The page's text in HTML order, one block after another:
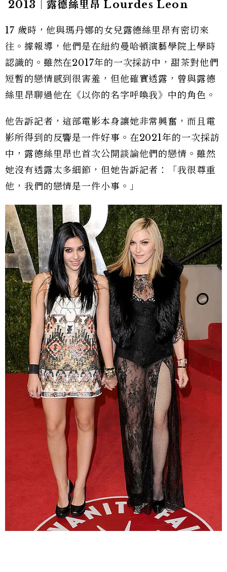
2013｜露德絲里昂 Lourdes Leon
17 歲時，他與瑪丹娜的女兒露德絲里昂有密切來
往。據報導，他們是在紐約曼哈頓演藝學院上學時
認識的。雖然在2017年的一次採訪中，甜茶對他們
短暫的戀情感到很害羞，但他確實透露，曾與露德
絲里昂聊過他在《以你的名字呼喚我》中的角色。
他告訴記者，這部電影本身讓她非常興奮，而且電
影所得到的反響是一件好事。在2021年的一次採訪
中，露德絲里昂也首次公開談論他們的戀情。雖然
她沒有透露太多細節，但她告訴記者：「我很尊重
他，我們的戀情是一件小事。」